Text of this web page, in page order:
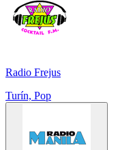
Radio Frejus
Turín, Pop